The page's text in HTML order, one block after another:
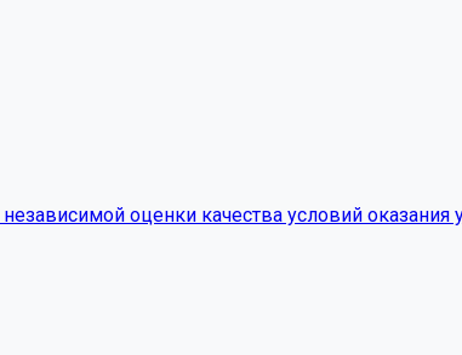
оценки качества условий оказания